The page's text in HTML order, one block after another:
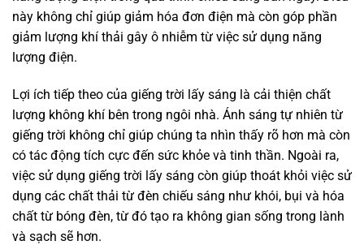
này không chỉ giúp giảm hóa đơn điện mà còn góp phần
giảm lượng khí thải gây ô nhiễm từ việc sử dụng năng
lượng điện.
Lợi ích tiếp theo của giếng trời lấy sáng là cải thiện chất
lượng không khí bên trong ngôi nhà. Ánh sáng tự nhiên từ
giếng trời không chỉ giúp chúng ta nhìn thấy rõ hơn mà còn
có tác động tích cực đến sức khỏe và tinh thần. Ngoài ra,
việc sử dụng giếng trời lấy sáng còn giúp thoát khỏi việc sử
dụng các chất thải từ đèn chiếu sáng như khói, bụi và hóa
chất từ bóng đèn, từ đó tạo ra không gian sống trong lành
và sạch sẽ hơn.